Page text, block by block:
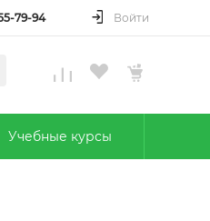
79-94 Войти
Учебные курсы